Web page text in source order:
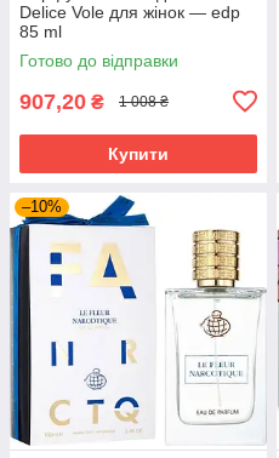
Delice Vole для жінок — edp
85 ml
Готово до відправки
907,20 ₴ 1 008 ₴
Купити
–10%